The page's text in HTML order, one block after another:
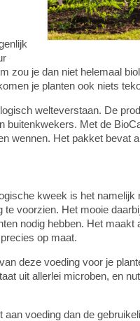
zou je dan niet helemaal
je planten ook niets
welteverstaan. De
buitenkwekers. Met de
wennen. Het pakket bevat
kweek is het namelijk
voorzien. Het mooie
nodig hebben. Het maakt
op maat.
deze voeding voor je
uit allerlei microben, en
voeding dan de